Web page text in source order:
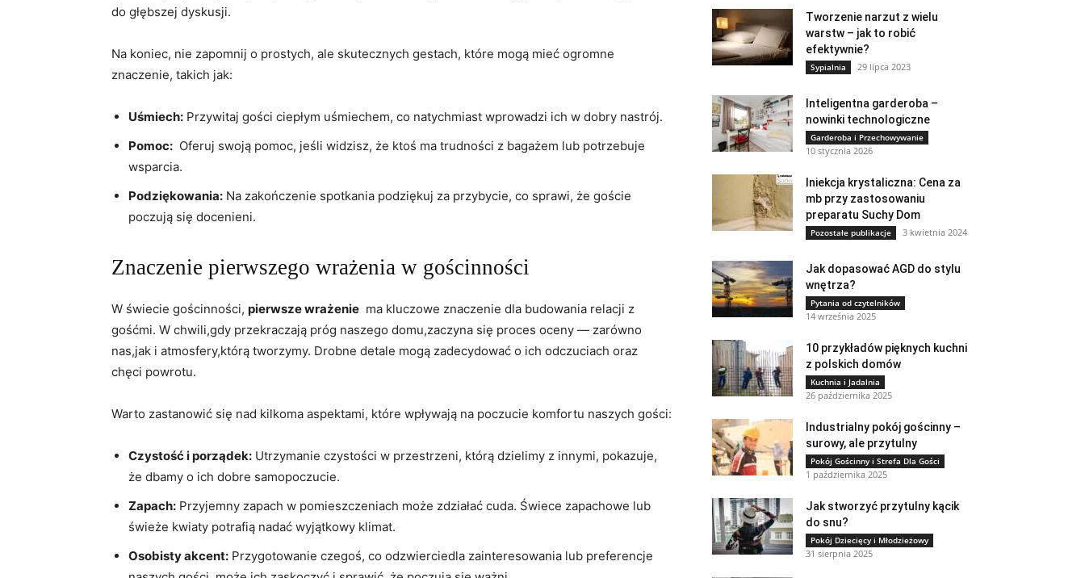
do głębszej dyskusji.
Na koniec, nie zapomnij o prostych, ale skutecznych gestach, ​które mogą mieć ogromne
znaczenie,‌ takich jak:
Uśmiech: Przywitaj gości ‌ciepłym uśmiechem,​ co ⁣natychmiast wprowadzi ich w dobry nastrój.
Pomoc: ⁤ Oferuj swoją pomoc, jeśli widzisz, że ktoś ma trudności z bagażem lub⁢ potrzebuje
wsparcia.
Podziękowania: Na ⁣zakończenie spotkania⁢ podziękuj za przybycie, co sprawi, że goście‌
poczują się docenieni.
Znaczenie pierwszego wrażenia w gościnności
W świecie ⁣gościnności, pierwsze⁤ wrażenie ⁣ ma kluczowe znaczenie dla budowania relacji‍ z
gośćmi. W ⁤chwili,gdy przekraczają próg naszego​ domu,zaczyna⁤ się proces⁣ oceny — zarówno
‍nas,jak​ i atmosfery,którą tworzymy. ⁣Drobne detale mogą zadecydować o ich odczuciach ⁢oraz⁤
chęci powrotu.
Warto zastanowić się nad kilkoma ⁣aspektami, które wpływają⁣ na poczucie komfortu naszych gości:
Czystość i porządek: Utrzymanie czystości w⁤ przestrzeni, którą ​dzielimy z‌ innymi,⁢ pokazuje,⁤
że dbamy o ich dobre samopoczucie.
Zapach: Przyjemny ⁢zapach ‍w pomieszczeniach ⁣może zdziałać cuda.⁢ Świece zapachowe lub⁤
świeże ​kwiaty potrafią ⁣nadać wyjątkowy klimat.
Osobisty akcent: Przygotowanie czegoś, co odzwierciedla zainteresowania lub ⁤preferencje
Tworzenie narzut z wielu
warstw – jak to robić
efektywnie?
Sypialnia 29 lipca 2023
Inteligentna garderoba –
nowinki technologiczne
Garderoba i Przechowywanie
10 stycznia 2026
Iniekcja krystaliczna: Cena za
mb przy zastosowaniu
preparatu Suchy Dom
Pozostałe publikacje 3 kwietnia 2024
Jak dopasować AGD do stylu
wnętrza?
Pytania od czytelników
14 września 2025
10 przykładów pięknych kuchni
z polskich domów
Kuchnia i Jadalnia
26 października 2025
Industrialny pokój gościnny –
surowy, ale przytulny
Pokój Gościnny i Strefa Dla Gości
1 października 2025
Jak stworzyć przytulny kącik
do snu?
Pokój Dziecięcy i Młodzieżowy
31 sierpnia 2025